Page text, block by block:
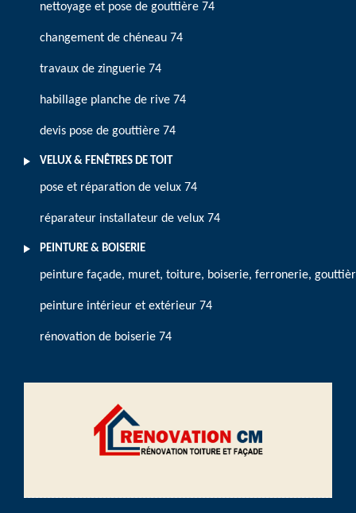
nettoyage et pose de gouttière 74
changement de chéneau 74
travaux de zinguerie 74
habillage planche de rive 74
devis pose de gouttière 74
VELUX & FENÊTRES DE TOIT
pose et réparation de velux 74
réparateur installateur de velux 74
PEINTURE & BOISERIE
peinture façade, muret, toiture, boiserie, ferronerie,
peinture intérieur et extérieur 74
rénovation de boiserie 74